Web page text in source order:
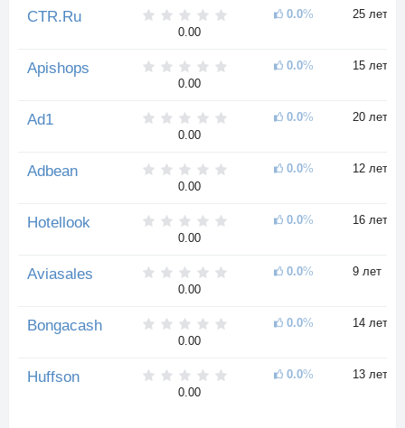
CTR.Ru
0.00
0.0% 25 лет
Apishops
0.00
0.0% 15 лет
Ad1
0.00
0.0% 20 лет
Adbean
0.00
0.0% 12 лет
Hotellook
0.00
0.0% 16 лет
Aviasales
0.00
0.0% 9 лет
Bongacash
0.00
0.0% 14 лет
Huffson
0.00
0.0% 13 лет